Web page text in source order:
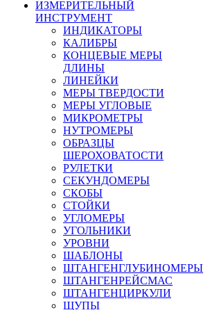
ИЗМЕРИТЕЛЬНЫЙ
ИНСТРУМЕНТ
ИНДИКАТОРЫ
КАЛИБРЫ
КОНЦЕВЫЕ МЕРЫ
ДЛИНЫ
ЛИНЕЙКИ
МЕРЫ ТВЕРДОСТИ
МЕРЫ УГЛОВЫЕ
МИКРОМЕТРЫ
НУТРОМЕРЫ
ОБРАЗЦЫ
ШЕРОХОВАТОСТИ
РУЛЕТКИ
СЕКУНДОМЕРЫ
СКОБЫ
СТОЙКИ
УГЛОМЕРЫ
УГОЛЬНИКИ
УРОВНИ
ШАБЛОНЫ
ШТАНГЕНГЛУБИНОМЕРЫ
ШТАНГЕНРЕЙСМАС
ШТАНГЕНЦИРКУЛИ
ЩУПЫ